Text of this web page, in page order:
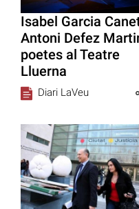
Isabel Garcia
Antoni Defez
poetes al Teatre
Lluerna
Diari LaVeu